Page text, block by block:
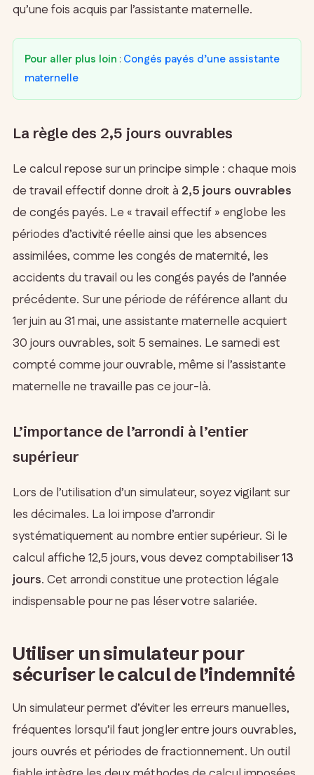
qu’une fois acquis par l’assistante maternelle.
Pour aller plus loin : Congés payés d’une assistante
maternelle
La règle des 2,5 jours ouvrables
Le calcul repose sur un principe simple : chaque mois
de travail effectif donne droit à 2,5 jours ouvrables
de congés payés. Le « travail effectif » englobe les
périodes d’activité réelle ainsi que les absences
assimilées, comme les congés de maternité, les
accidents du travail ou les congés payés de l’année
précédente. Sur une période de référence allant du
1er juin au 31 mai, une assistante maternelle acquiert
30 jours ouvrables, soit 5 semaines. Le samedi est
compté comme jour ouvrable, même si l’assistante
maternelle ne travaille pas ce jour-là.
L’importance de l’arrondi à l’entier
supérieur
Lors de l’utilisation d’un simulateur, soyez vigilant sur
les décimales. La loi impose d’arrondir
systématiquement au nombre entier supérieur. Si le
calcul affiche 12,5 jours, vous devez comptabiliser13
jours. Cet arrondi constitue une protection légale
indispensable pour ne pas léser votre salariée.
Utiliser un simulateur pour
sécuriser le calcul de l’indemnité
Un simulateur permet d’éviter les erreurs manuelles,
fréquentes lorsqu’il faut jongler entre jours ouvrables,
jours ouvrés et périodes de fractionnement. Un outil